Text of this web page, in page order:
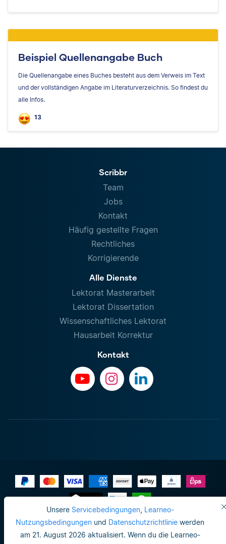
Unsere Servicebedingungen, Learneo-
Nutzungsbedingungen und Datenschutzrichtlinie werden
am 21. August 2026 aktualisiert. Wenn du die Learneo-
Beispiel Quellenangabe Buch
Die Quellenangabe eines Buches besteht aus dem Verweis im Text
und der vollständigen Angabe im Literaturverzeichnis. So findest du
alle Infos.
13
Scribbr
Team
Jobs
Kontakt
Häufig gestellte Fragen
Rechtliches
Korrigierende
Alle Dienste
Lektorat Masterarbeit
Lektorat Dissertation
Wissenschaftliches Lektorat
Hausarbeit Korrektur
Kontakt
Impressum
Do not sell or share my personal info